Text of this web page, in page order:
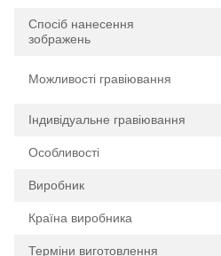
Спосіб нанесення
зображень
Можливості гравіювання
Індивідуальне гравіювання
Особливості
Виробник
Країна виробника
Терміни виготовлення